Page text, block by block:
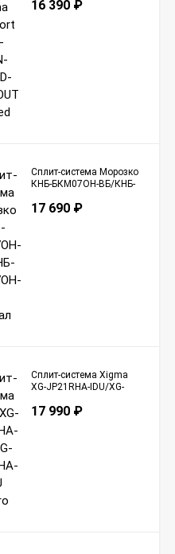
радиатор
Россия
срок: 10 года
Exceed
16 390 ₽
Сплит-система Морозко
КНБ-БКМ07ОН-ВБ/КНБ-
17 690 ₽
Сплит-система Xigma
XG-JP21RHA-IDU/XG-
17 990 ₽